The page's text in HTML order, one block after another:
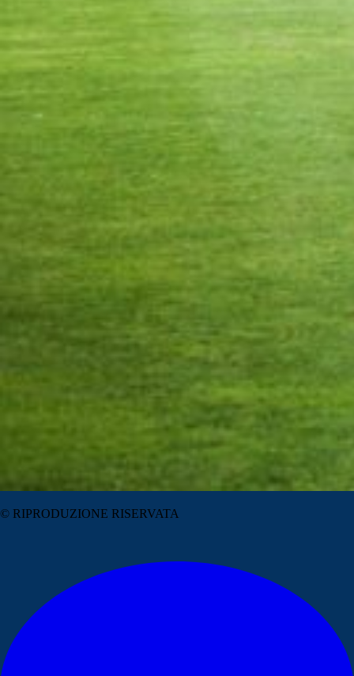
© RIPRODUZIONE RISERVATA